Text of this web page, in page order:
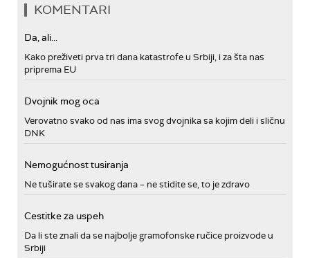
KOMENTARI
Da, ali...
Kako preživeti prva tri dana katastrofe u Srbiji, i za šta nas
priprema EU
Dvojnik mog oca
Verovatno svako od nas ima svog dvojnika sa kojim deli i sličnu
DNK
Nemogućnost tusiranja
Ne tuširate se svakog dana – ne stidite se, to je zdravo
Cestitke za uspeh
Da li ste znali da se najbolje gramofonske ručice proizvode u
Srbiji